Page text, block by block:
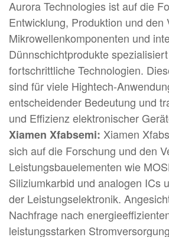
Aurora Technologies ist auf die
Entwicklung, Produktion und den
Mikrowellenkomponenten und
Dünnschichtprodukte
fortschrittliche Technologien.
sind für viele Hightech-
entscheidender Bedeutung und
und Effizienz elektronischer
Xiamen Xfabsemi: Xiamen
sich auf die Forschung und den
Leistungsbauelementen wie
Siliziumkarbid und analogen ICs
der Leistungselektronik.
Nachfrage nach
leistungsstarken